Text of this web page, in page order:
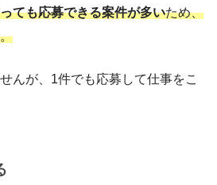
ても応募できる案件が多いため、
んが、1件でも応募して仕事をこ